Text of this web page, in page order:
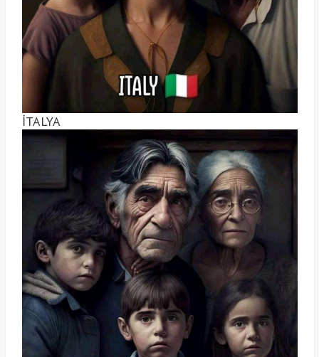
İTALYA